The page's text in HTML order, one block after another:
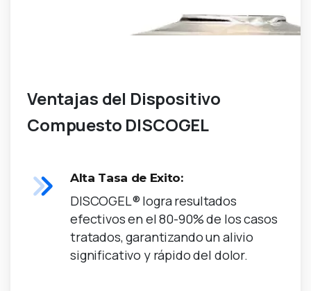
Ventajas del Dispositivo
Compuesto DISCOGEL
Alta Tasa de Exito:
DISCOGEL® logra resultados
efectivos en el 80-90% de los casos
tratados, garantizando un alivio
significativo y rápido del dolor.